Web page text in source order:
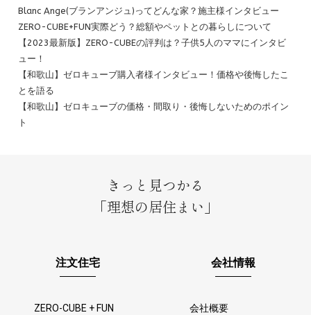
Blanc Ange(ブランアンジュ)ってどんな家？施主様インタビュー
ZERO-CUBE+FUN実際どう？総額やペットとの暮らしについて
【2023最新版】ZERO-CUBEの評判は？子供5人のママにインタビ
ュー！
【和歌山】ゼロキューブ購入者様インタビュー！価格や後悔したこ
とを語る
【和歌山】ゼロキューブの価格・間取り・後悔しないためのポイン
ト
きっと見つかる
「理想の居住まい」
注文住宅
ZERO-CUBE + FUN
会社情報
会社概要